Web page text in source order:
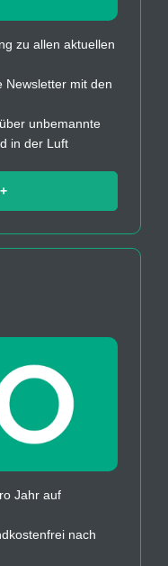
zu allen aktuellen
Newsletter mit den
unbemannte
in der Luft
Jahr auf
nach